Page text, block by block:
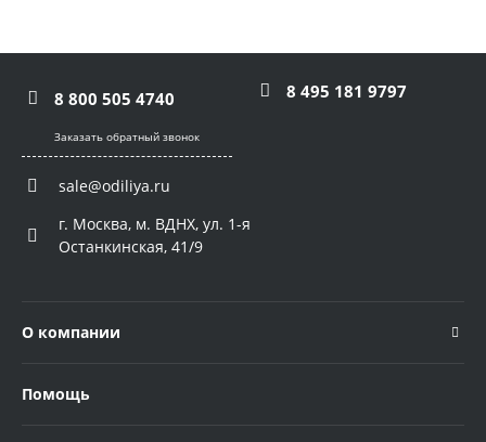
8 800 505 4740 8 495 181 9797
Заказать обратный звонок
sale@odiliya.ru
г. Москва, м. ВДНХ, ул. 1-я
Останкинская, 41/9
О компании
Помощь